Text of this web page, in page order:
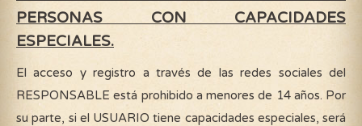
PERSONAS CON CAPACIDADES
ESPECIALES.
El acceso y registro a través de las redes sociales del
RESPONSABLE está prohibido a menores de 14 años. Por
su parte, si el USUARIO tiene capacidades especiales, será